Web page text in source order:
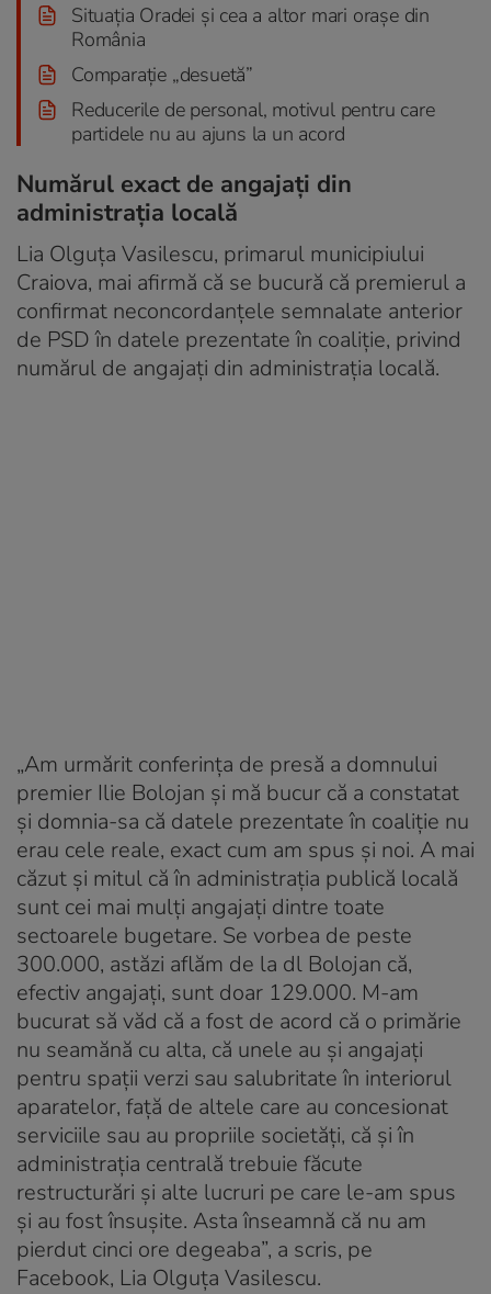
Situația Oradei și cea a altor mari orașe din
România
Comparație „desuetă”
Reducerile de personal, motivul pentru care
partidele nu au ajuns la un acord
Numărul exact de angajați din
administrația locală
Lia Olguța Vasilescu, primarul municipiului
Craiova, mai afirmă că se bucură că premierul a
confirmat neconcordanțele semnalate anterior
de PSD în datele prezentate în coaliție, privind
numărul de angajați din administrația locală.
„Am urmărit conferința de presă a domnului
premier Ilie Bolojan și mă bucur că a constatat
și domnia-sa că datele prezentate în coaliție nu
erau cele reale, exact cum am spus și noi. A mai
căzut și mitul că în administrația publică locală
sunt cei mai mulți angajați dintre toate
sectoarele bugetare. Se vorbea de peste
300.000, astăzi aflăm de la dl Bolojan că,
efectiv angajați, sunt doar 129.000. M-am
bucurat să văd că a fost de acord că o primărie
nu seamănă cu alta, că unele au și angajați
pentru spații verzi sau salubritate în interiorul
aparatelor, față de altele care au concesionat
serviciile sau au propriile societăți, că și în
administrația centrală trebuie făcute
restructurări și alte lucruri pe care le-am spus
și au fost însușite. Asta înseamnă că nu am
pierdut cinci ore degeaba”, a scris, pe
Facebook, Lia Olguța Vasilescu.